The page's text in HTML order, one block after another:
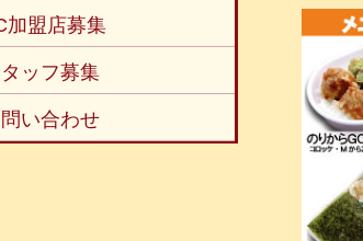
加盟店募集
タッフ募集
い合わせ